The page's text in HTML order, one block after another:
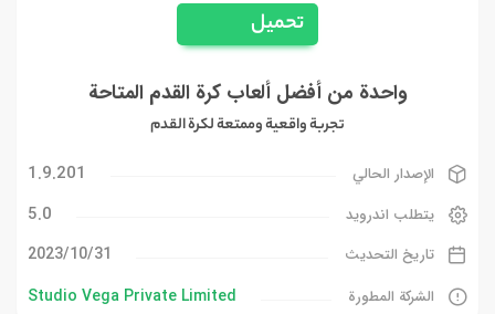
تحميل
واحدة من أفضل ألعاب كرة القدم المتاحة
تجربة واقعية وممتعة لكرة القدم
الإصدار الحالي 1.9.201
يتطلب اندرويد 5.0
تاريخ التحديث 31‏/10‏/2023
الشركة المطورة Studio Vega Private Limited